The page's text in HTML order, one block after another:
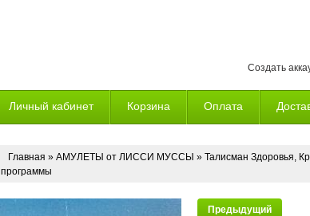
Создать
Личный кабинет Корзина Оплата
Главная » АМУЛЕТЫ от ЛИССИ МУССЫ » Талисман Здоровья,
программы
Предыдущий